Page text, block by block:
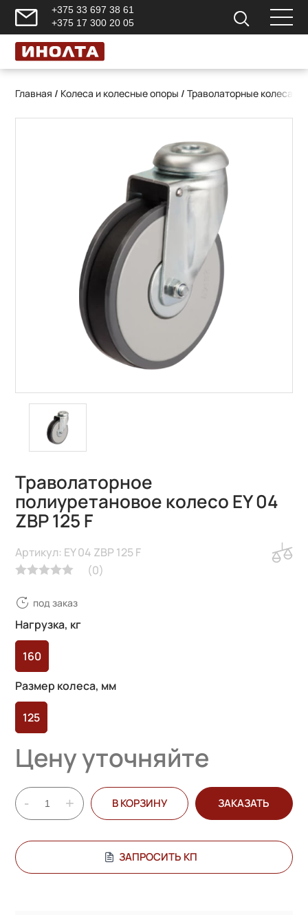
+375 33 697 38 61
+375 17 300 20 05
Главная / Колеса и колесные опоры /Траволаторные колеса
Траволаторное
полиуретановое колесо EY 04
ZBP 125 F
(0)
Артикул: EY 04 ZBP 125 F
под заказ
Нагрузка, кг
160
Размер колеса, мм
125
Цену уточняйте
- + В КОРЗИНУ ЗАКАЗАТЬ
ЗАПРОСИТЬ КП